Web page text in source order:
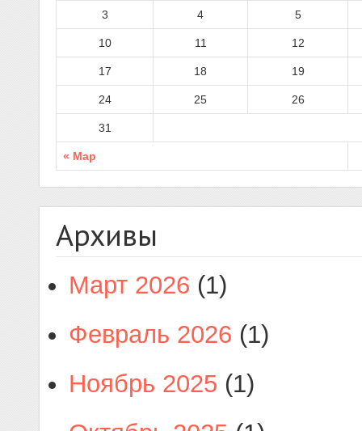
« Мар
3 4 5
10 11 12
17 18 19
24 25 26
31
Архивы
Март 2026 (1)
Февраль 2026 (1)
Ноябрь 2025 (1)